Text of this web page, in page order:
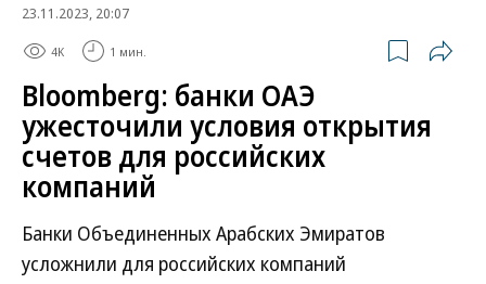
23.11.2023, 20:07
4K 1 мин.
Bloomberg: банки ОАЭ
ужесточили условия открытия
счетов для российских
компаний
Банки Объединенных Арабских Эмиратов
усложнили для российских компаний